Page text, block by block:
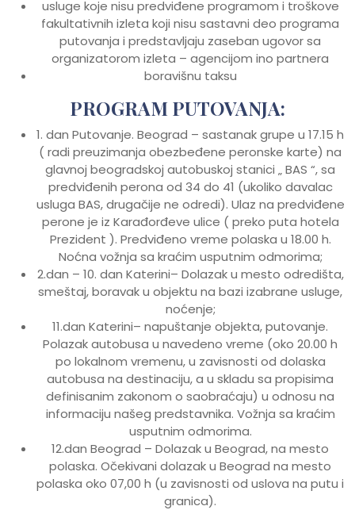
usluge koje nisu predviđene programom i troškove
fakultativnih izleta koji nisu sastavni deo programa
putovanja i predstavljaju zaseban ugovor sa
organizatorom izleta – agencijom ino partnera
boravišnu taksu
PROGRAM PUTOVANJA:
1. dan Putovanje. Beograd – sastanak grupe u 17.15 h
( radi preuzimanja obezbeđene peronske karte) na
glavnoj beogradskoj autobuskoj stanici „ BAS “, sa
predviđenih perona od 34 do 41 (ukoliko davalac
usluga BAS, drugačije ne odredi). Ulaz na predviđene
perone je iz Karađorđeve ulice ( preko puta hotela
Prezident ). Predviđeno vreme polaska u 18.00 h.
Noćna vožnja sa kraćim usputnim odmorima;
2.dan – 10. dan Katerini– Dolazak u mesto odredišta,
smeštaj, boravak u objektu na bazi izabrane usluge,
noćenje;
11.dan Katerini– napuštanje objekta, putovanje.
Polazak autobusa u navedeno vreme (oko 20.00 h
po lokalnom vremenu, u zavisnosti od dolaska
autobusa na destinaciju, a u skladu sa propisima
definisanim zakonom o saobraćaju) u odnosu na
informaciju našeg predstavnika. Vožnja sa kraćim
usputnim odmorima.
12.dan Beograd – Dolazak u Beograd, na mesto
polaska. Očekivani dolazak u Beograd na mesto
polaska oko 07,00 h (u zavisnosti od uslova na putu i
granica).